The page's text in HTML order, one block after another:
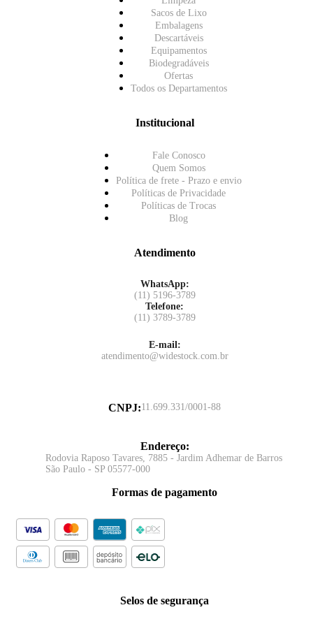
Sacos de Lixo
Embalagens
Descartáveis
Equipamentos
Biodegradáveis
Ofertas
Todos os Departamentos
Institucional
Fale Conosco
Quem Somos
Política de frete - Prazo e envio
Políticas de Privacidade
Políticas de Trocas
Blog
Atendimento
WhatsApp:
(11) 5196-3789
Telefone:
(11) 3789-3789
E-mail:
atendimento@widestock.com.br
CNPJ:11.699.331/0001-88
Endereço:
Rodovia Raposo Tavares, 7885 - Jardim Adhemar de Barros
São Paulo - SP 05577-000
Formas de pagamento
Selos de segurança